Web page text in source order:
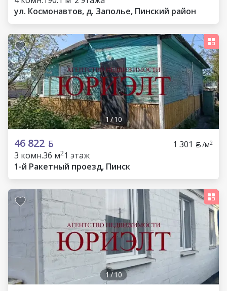
ул. Космонавтов, д. Заполье, Пинский район
1 /10
46 822 1 301 /м2
3 комн.36 м21 этаж
1-й Ракетный проезд, Пинск
1/10